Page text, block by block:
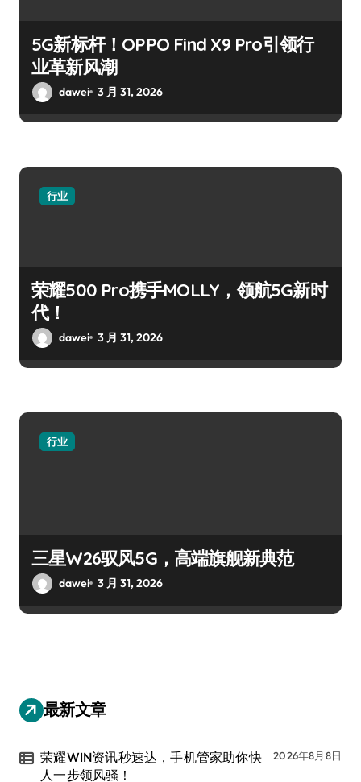
5G新标杆！OPPO Find X9 Pro引领行
业革新风潮
dawei 3 月 31, 2026
行业
荣耀500 Pro携手MOLLY，领航5G新时
代！
dawei 3 月 31, 2026
行业
三星W26驭风5G，高端旗舰新典范
dawei 3 月 31, 2026
最新文章
荣耀WIN资讯秒速达，手机管家助你快
人一步领风骚！
2026年8月8日